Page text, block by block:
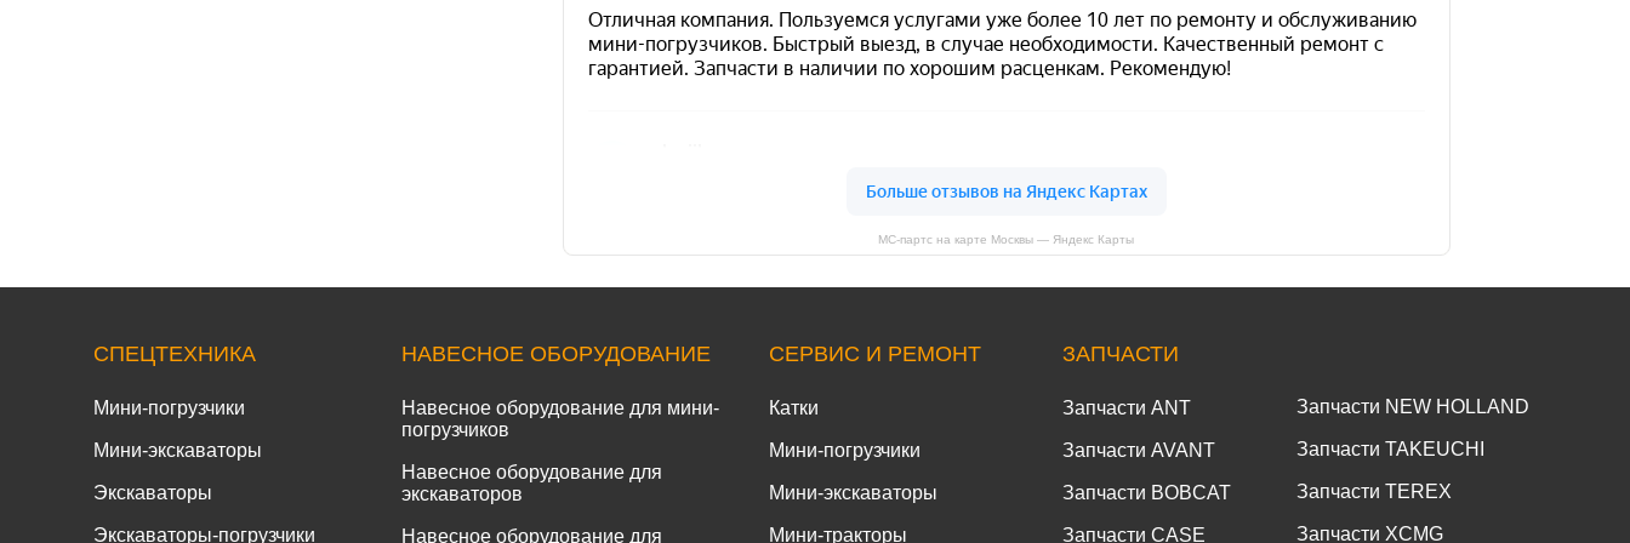
МС-партс на карте Москвы — Яндекс Карты
СПЕЦТЕХНИКА
Мини-погрузчики
Мини-экскаваторы
Экскаваторы
Экскаваторы-погрузчики
НАВЕСНОЕ ОБОРУДОВАНИЕ
Навесное оборудование для мини-
погрузчиков
Навесное оборудование для
экскаваторов
Навесное оборудование для
СЕРВИС И РЕМОНТ
Катки
Мини-погрузчики
Мини-экскаваторы
Мини-тракторы
ЗАПЧАСТИ
Запчасти ANT
Запчасти AVANT
Запчасти BOBCAT
Запчасти CASE
Запчасти NEW HOLLAND
Запчасти TAKEUCHI
Запчасти TEREX
Запчасти XCMG